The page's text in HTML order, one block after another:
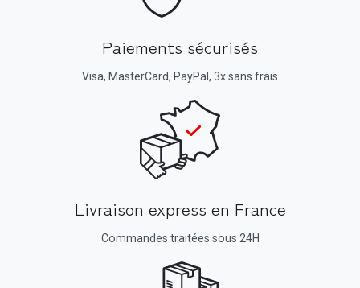
Paiements sécurisés
Visa, MasterCard, PayPal, 3x sans frais
Livraison express en France
Commandes traitées sous 24H